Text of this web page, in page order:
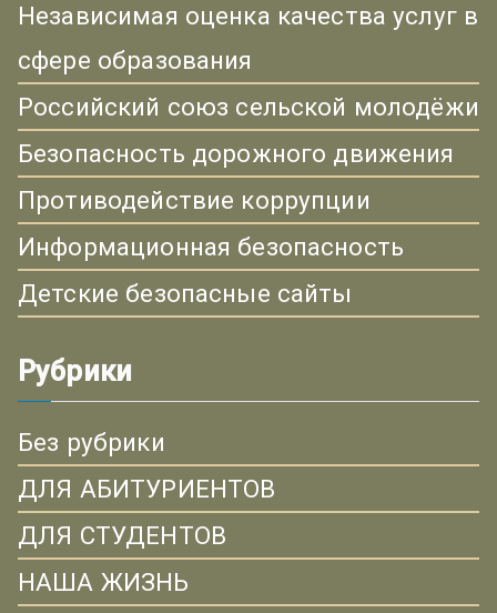
Независимая оценка качества услуг в
сфере образования
Российский союз сельской молодёжи
Безопасность дорожного движения
Противодействие коррупции
Информационная безопасность
Детские безопасные сайты
Рубрики
Без рубрики
ДЛЯ АБИТУРИЕНТОВ
ДЛЯ СТУДЕНТОВ
НАША ЖИЗНЬ